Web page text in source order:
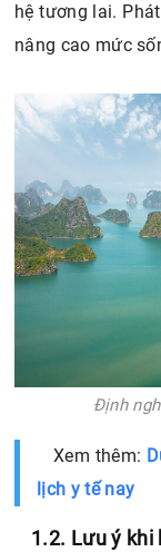
hệ tương lai.
nâng cao mức
Định
Xem thêm:
lịch y tế nay
1.2. Lưu ý khi